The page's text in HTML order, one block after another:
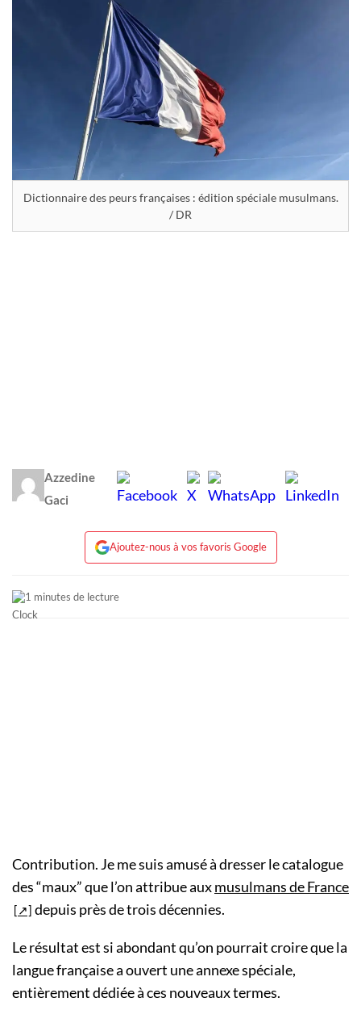
Dictionnaire des peurs françaises : édition spéciale musulmans.
/ DR
Azzedine
Gaci
Ajoutez-nous à vos favoris Google
1 minutes de lecture
Contribution. Je me suis amusé à dresser le catalogue
des “maux” que l’on attribue auxmusulmans de France
depuis près de trois décennies.
Le résultat est si abondant qu’on pourrait croire que la
langue française a ouvert une annexe spéciale,
entièrement dédiée à ces nouveaux termes.